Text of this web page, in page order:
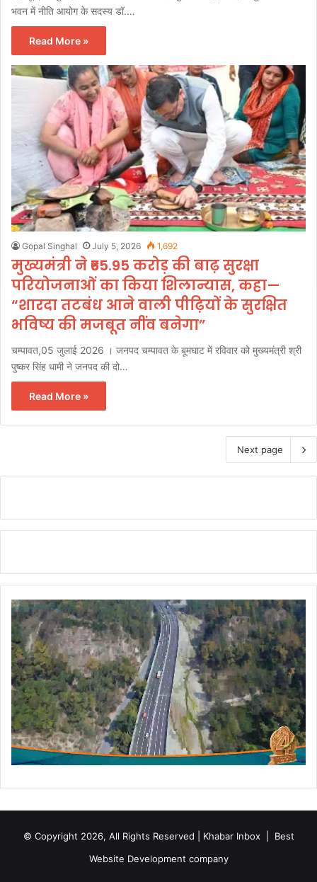
भवन में नीति आयोग के सदस्य डॉ.…
Read More »
Gopal Singhal July 5, 2026 1,692
मुख्यमंत्री ने ₹65.95 करोड़ की बाढ़ सुरक्षा
परियोजनाओं का किया शिलान्यास, कहा—
“शारदा तटबंध आने वाली पीढ़ियों के सुरक्षित
भविष्य की मजबूत नींव बनेगा”
चम्पावत,05 जुलाई 2026 । जनपद चम्पावत के बूमघाट में रविवार को मुख्यमंत्री श्री
पुष्कर सिंह धामी ने जनपद की दो…
Read More »
Next page
© Copyright 2026, All Rights Reserved | Khabar Inbox | Best
Website Development company